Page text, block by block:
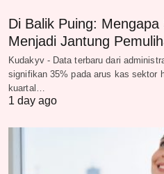
Di Balik Puing:
Menjadi Jantung
Kudakyv - Data terbaru dari
signifikan 35% pada arus kas sektor
kuartal…
1 day ago